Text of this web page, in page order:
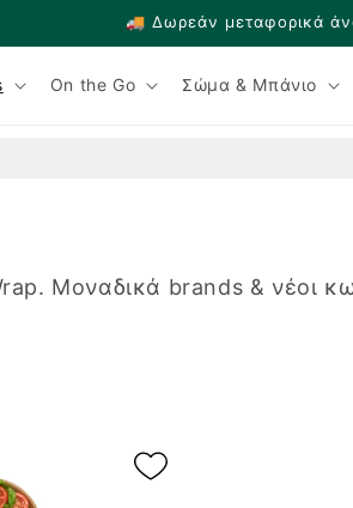
🚚 Δωρεάν μεταφορικά
On the Go Σώμα & Μπάνιο
Μοναδικά brands & νέοι